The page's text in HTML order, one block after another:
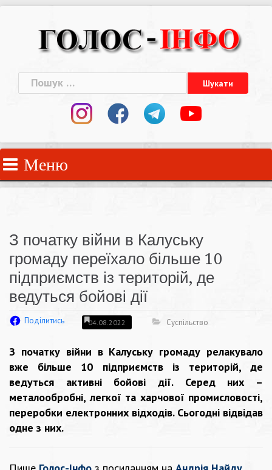
Пошук:
Меню
З початку війни в Калуську
громаду переїхало більше 10
підприємств із територій, де
ведуться бойові дії
Поділитись 04.08.2022 Суспільство
З початку війни в Калуську громаду релакувало
вже більше 10 підприємств із територій, де
ведуться активні бойові дії. Серед них –
металообробні, легкої та харчової промисловості,
переробки електронних відходів. Сьогодні відвідав
одне з них.